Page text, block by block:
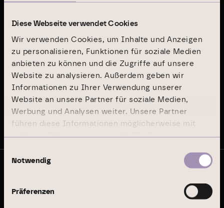
Diese Webseite verwendet Cookies
Wir verwenden Cookies, um Inhalte und Anzeigen
zu personalisieren, Funktionen für soziale Medien
anbieten zu können und die Zugriffe auf unsere
Website zu analysieren. Außerdem geben wir
Informationen zu Ihrer Verwendung unserer
Website an unsere Partner für soziale Medien,
Werbung und Analysen weiter. Unsere Partner
führen diese Informationen möglicherweise mit
weiteren Daten zusammen, die Sie ihnen
Nutzung der Dienste gesammelt haben.
Einwilligungsauswahl
Notwendig
Präferenzen
Letzte Publikationen
Geschäftsbericht 2024
Nachhaltigkeitsbericht 2024
Auf dem Laufenden bleiben
Wir sind als ­Investment-, ­Asset- und